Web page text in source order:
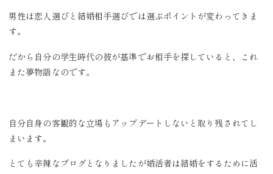
男性は恋人選びと結婚相手選びでは選ぶポイントが変わってきま
す。
だから自分の学生時代の彼が基準でお相手を探していると、これ
また夢物語なのです。
自分自身の客観的な立場もアップデートしないと取り残されてし
まいます。
とても辛辣なブログとなりましたが婚活者は結婚をするために活